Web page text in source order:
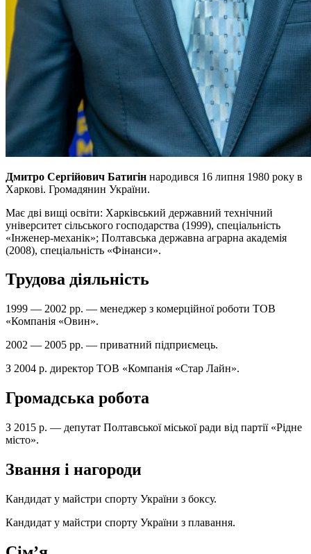
Дмитро Сергійович Батигін народився 16 липня 1980 року в
Харкові. Громадянин України.
Має дві вищі освіти: Харківський державний технічний
університет сільського господарства (1999), спеціальність
«Інженер-механік»; Полтавська державна аграрна академія
(2008), спеціальність «Фінанси».
Трудова діяльність
1999 — 2002 рр. — менеджер з комерційної роботи ТОВ
«Компанія «Овин».
2002 — 2005 рр. — приватний підприємець.
З 2004 р. директор ТОВ «Компанія «Стар Лайн».
Громадська робота
З 2015 р. — депутат Полтавської міської ради від партії «Рідне
місто».
Звання і нагороди
Кандидат у майстри спорту України з боксу.
Кандидат у майстри спорту України з плавання.